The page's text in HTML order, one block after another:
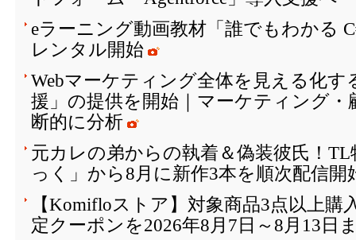
eラーニング動画教材「誰でもわかる
レンタル開始
Webマーケティング全体を見える化す
援」の提供を開始｜マーケティング・
断的に分析
元カレの弟からの執着＆偽装彼氏！
っく」から8月に新作3本を順次配信開
【Komifloストア】対象商品3点以上購
定クーポンを2026年8月7日～8月13日